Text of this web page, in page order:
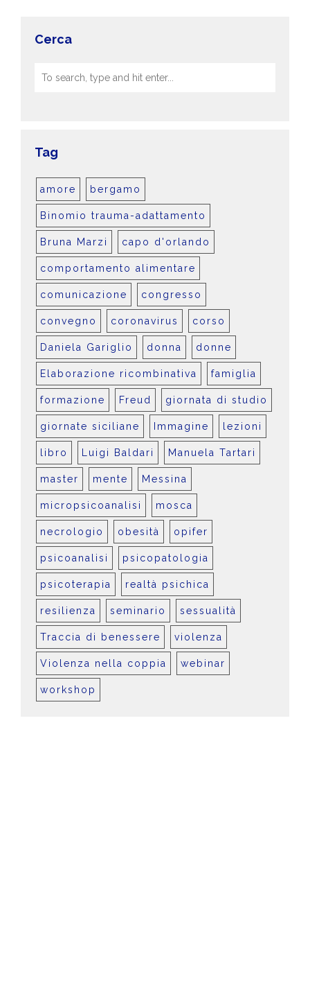
Cerca
Tag
amore bergamo
Binomio trauma-adattamento
Bruna Marzi capo d'orlando
comportamento alimentare
comunicazione congresso
convegno coronavirus corso
Daniela Gariglio donna donne
Elaborazione ricombinativa famiglia
formazione Freud giornata di studio
giornate siciliane Immagine lezioni
libro Luigi Baldari Manuela Tartari
master mente Messina
micropsicoanalisi mosca
necrologio obesità opifer
psicoanalisi psicopatologia
psicoterapia realtà psichica
resilienza seminario sessualità
Traccia di benessere violenza
Violenza nella coppia webinar
workshop